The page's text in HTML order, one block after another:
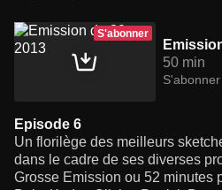
S'abonner
50 min
S'abonner
Episode 6
Un florilège des meilleurs
dans le cadre de ses diverses
Grosse Emission ou 52 minutes